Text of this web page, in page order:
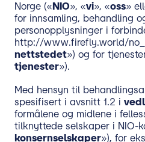
Norge (« NIO», «vi», «oss»
for innsamling, behandling
personopplysninger i
http://www.firefly.world/
nettstedet») og for
tjenester»).
Med hensyn til
spesifisert i avsnitt 1.2 i
formålene og midlene i
tilknyttede selskaper i NIO-
konsernselskaper»), for